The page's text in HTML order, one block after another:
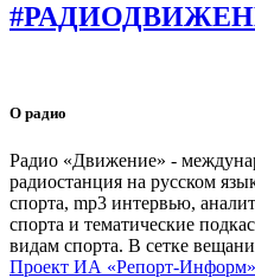
О радио
Радио «Движение» -
радиостанция на русском
спорта, mp3 интервью,
спорта и тематические
видам спорта. В сетке
Проект ИА «Репорт-